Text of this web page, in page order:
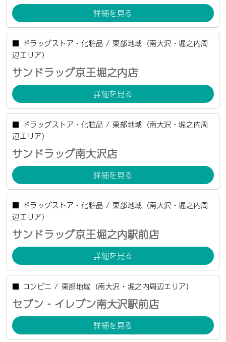
詳細を見る
■ ドラッグストア・化粧品 /東部地域（南大沢・堀之内周
辺エリア）
サンドラッグ京王堀之内店
詳細を見る
■ ドラッグストア・化粧品 /東部地域（南大沢・堀之内周
辺エリア）
サンドラッグ南大沢店
詳細を見る
■ ドラッグストア・化粧品 /東部地域（南大沢・堀之内周
辺エリア）
サンドラッグ京王堀之内駅前店
詳細を見る
■ コンビニ / 東部地域（南大沢・堀之内周辺エリア）
セブン‐イレブン南大沢駅前店
詳細を見る